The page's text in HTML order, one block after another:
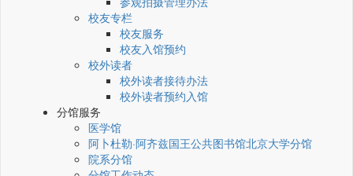
校友专栏
校友服务
校友入馆预约
校外读者
校外读者接待办法
校外读者预约入馆
分馆服务
医学馆
阿卜杜勒·阿齐兹国王公共图书馆北京大学分馆
院系分馆